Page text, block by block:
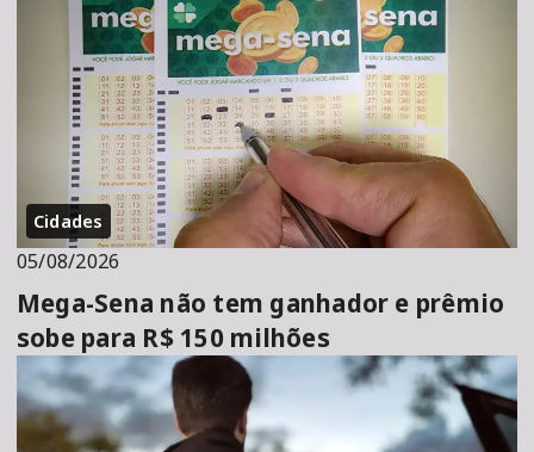
Cidades
05/08/2026
Mega-Sena não tem ganhador e prêmio
sobe para R$ 150 milhões